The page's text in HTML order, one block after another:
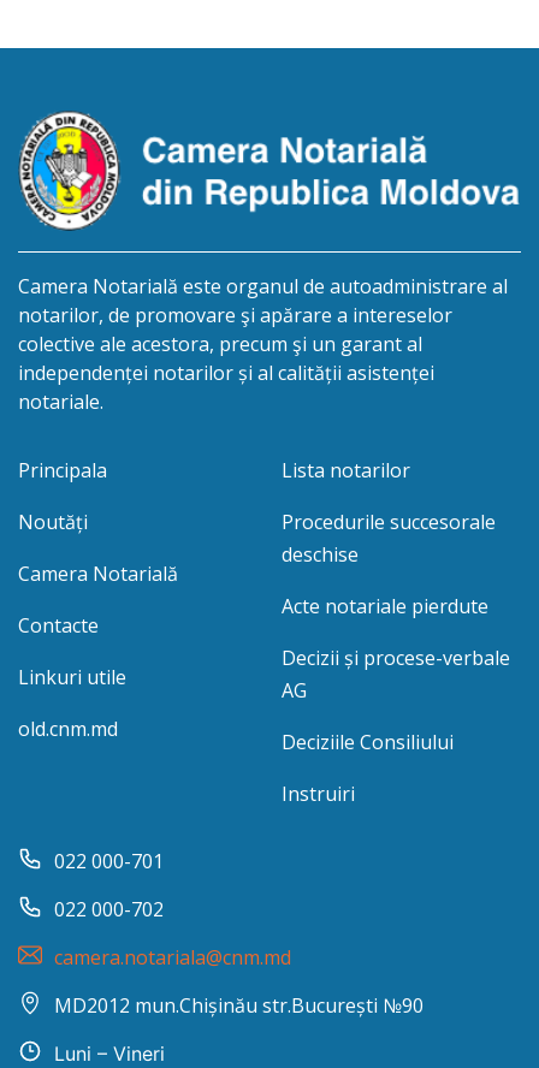
biroului la adresa: R.Moldova, or.Sîngerei,
procedurii succesorale în urma decesului
cet.Dumbrava Nadejda, cetățeană moldoveană, a.n.
20 aprilie […]
Camera Notarială este organul de autoadministrare al
notarilor, de promovare şi apărare a intereselor
colective ale acestora, precum şi un garant al
independenței notarilor și al calității asistenței
notariale.
Principala
Noutăți
Camera Notarială
Contacte
Linkuri utile
old.cnm.md
Lista notarilor
Procedurile succesorale
deschise
Acte notariale pierdute
Decizii și procese-verbale
AG
Deciziile Consiliului
Instruiri
022 000-701
022 000-702
camera.notariala@cnm.md
MD2012 mun.Chișinău str.București №90
Luni – Vineri